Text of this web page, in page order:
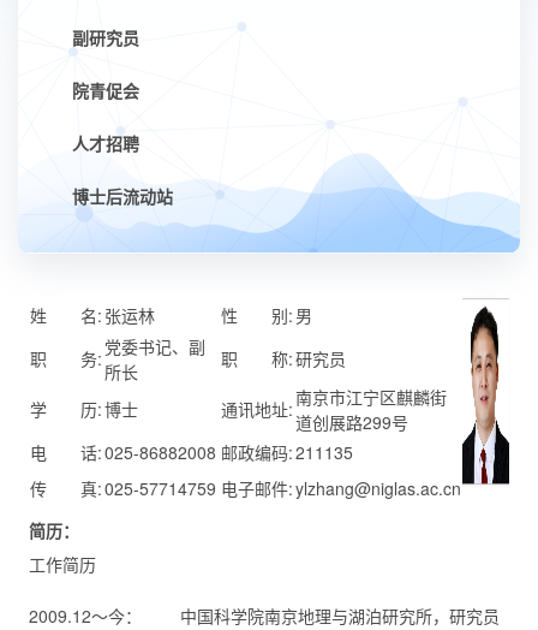
副研究员
院青促会
人才招聘
博士后流动站
姓 名: 张运林 性 别: 男
职 务: 党委书记、副
所长
职 称:研究员
学 历:博士 通讯地址:南京市江宁区麒麟街
道创展路299号
电 话:025-86882008 邮政编码:211135
传 真:025-57714759 电子邮件:ylzhang@niglas.ac.cn
简历：
工作简历
2009.12～今： 中国科学院南京地理与湖泊研究所，研究员